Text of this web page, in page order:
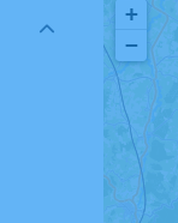
+
−